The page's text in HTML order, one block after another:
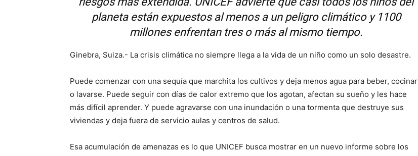
planeta están expuestos al menos a un peligro climático y 1100
millones enfrentan tres o más al mismo tiempo.
Ginebra, Suiza.- La crisis climática no siempre llega a la vida de un niño como un solo desastre.
Puede comenzar con una sequía que marchita los cultivos y deja menos agua para beber, cocinar
o lavarse. Puede seguir con días de calor extremo que los agotan, afectan su sueño y les hace
más difícil aprender. Y puede agravarse con una inundación o una tormenta que destruye sus
viviendas y deja fuera de servicio aulas y centros de salud.
Esa acumulación de amenazas es lo que UNICEF busca mostrar en un nuevo informe sobre los